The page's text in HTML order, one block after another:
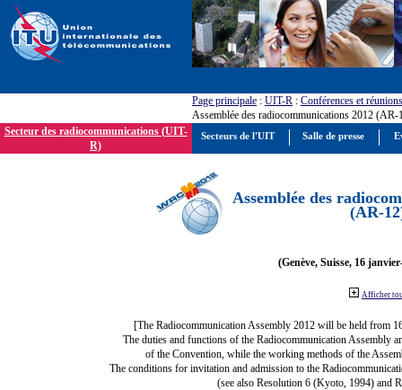
Page principale : UIT-R : Conférences et réunions
Assemblée des radiocommunications 2012 (AR-
Secteur des radiocommunications (UIT-
R)
Assemblée des
(AR-
(Genève, Suisse, 16
Afficher
[The Radiocommunication Assembly 2012 will be held from
The duties and functions of the Radiocommunication Assembly
of the Convention, while the working methods of the
The conditions for invitation and admission to the
(see also Resolution 6 (Kyoto, 1994) and
Secteurs de l'UIT Salle de presse